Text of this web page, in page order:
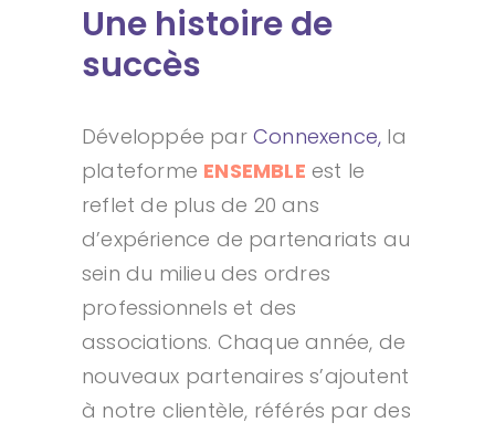
Une histoire de
succès
Développée par Connexence, la
plateforme ENSEMBLE est le
reflet de plus de 20 ans
d’expérience de partenariats au
sein du milieu des ordres
professionnels et des
associations. Chaque année, de
nouveaux partenaires s’ajoutent
à notre clientèle, référés par des